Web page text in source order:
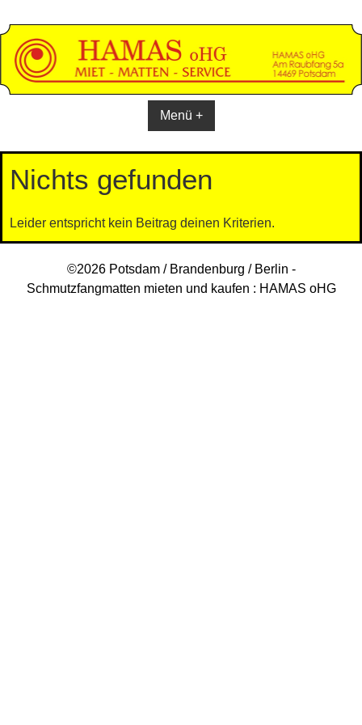
to
content
Menü +
Nichts gefunden
Leider entspricht kein Beitrag deinen Kriterien.
©2026 Potsdam / Brandenburg / Berlin -
Schmutzfangmatten mieten und kaufen : HAMAS oHG